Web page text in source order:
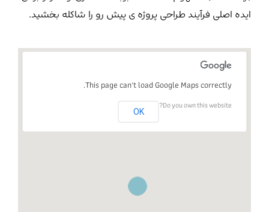
ایده اصلی فرآیند طراحی پروژه ی پیش رو را شاکله بخشید.
This page can't load Google Maps correctly.
Do you own this website?
This page can't load Google Maps correctly.
Do you own this website?